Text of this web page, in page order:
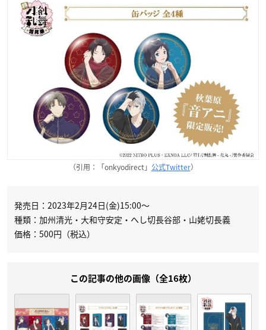
（引用：「onkyodirect」 公式Twitter）
発売日：2023年2月24日(金)15:00～
種類：加州清光・大和守安定・へし切長谷部・山姥切長義
価格：500円（税込）
この記事の他の画像（全16枚）